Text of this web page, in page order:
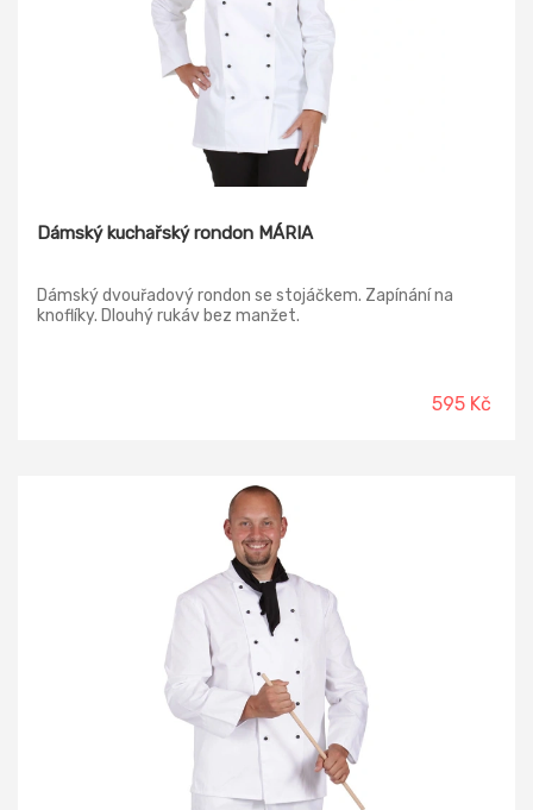
Dámský kuchařský rondon MÁRIA
Dámský dvouřadový rondon se stojáčkem. Zapínání na
knoflíky. Dlouhý rukáv bez manžet.
595 Kč